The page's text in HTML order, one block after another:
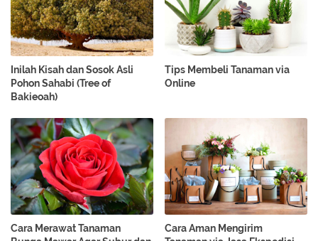
Inilah Kisah dan Sosok Asli
Pohon Sahabi (Tree of
Bakieoah)
Tips Membeli Tanaman via
Online
Cara Merawat Tanaman
Cara Aman Mengirim